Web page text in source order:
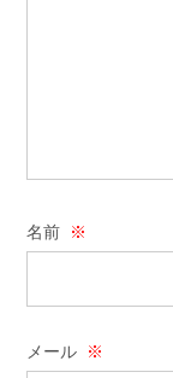
名前 ※
メール ※